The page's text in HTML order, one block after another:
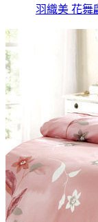
羽織美 花舞